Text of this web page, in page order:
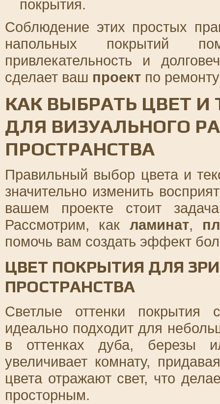
покрытия.
Соблюдение этих простых
напольных покрытий
привлекательность и
сделает ваш проект по
КАК ВЫБРАТЬ ЦВЕТ
ДЛЯ ВИЗУАЛЬНОГО
ПРОСТРАНСТВА
Правильный выбор цвета и
значительно изменить
вашем проекте стоит
Рассмотрим, как ламинат,
помочь вам создать эффект
ЦВЕТ ПОКРЫТИЯ ДЛЯ
ПРОСТРАНСТВА
Светлые оттенки покрытия
идеально подходит для
в оттенках дуба, березы
увеличивает комнату,
цвета отражают свет, что
просторным.